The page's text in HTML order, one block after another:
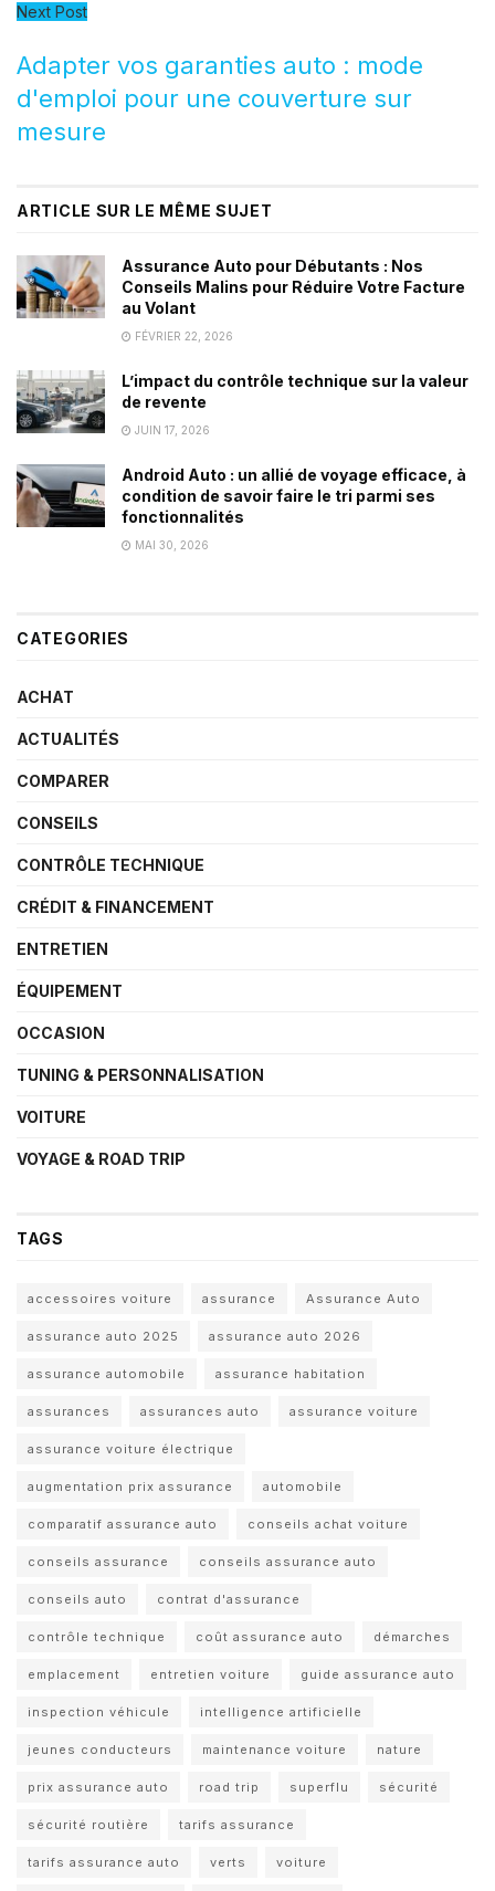
Next Post
Adapter vos garanties auto : mode
d'emploi pour une couverture sur
mesure
ARTICLE SUR LE MÊME SUJET
Assurance Auto pour Débutants : Nos
Conseils Malins pour Réduire Votre Facture
au Volant
FÉVRIER 22, 2026
L’impact du contrôle technique sur la valeur
de revente
JUIN 17, 2026
Android Auto : un allié de voyage efficace, à
condition de savoir faire le tri parmi ses
fonctionnalités
MAI 30, 2026
CATEGORIES
ACHAT
ACTUALITÉS
COMPARER
CONSEILS
CONTRÔLE TECHNIQUE
CRÉDIT & FINANCEMENT
ENTRETIEN
ÉQUIPEMENT
OCCASION
TUNING & PERSONNALISATION
VOITURE
VOYAGE & ROAD TRIP
TAGS
accessoires voiture assurance Assurance Auto
assurance auto 2025 assurance auto 2026
assurance automobile assurance habitation
assurances assurances auto assurance voiture
assurance voiture électrique
augmentation prix assurance automobile
comparatif assurance auto conseils achat voiture
conseils assurance conseils assurance auto
conseils auto contrat d'assurance
contrôle technique coût assurance auto démarches
emplacement entretien voiture guide assurance auto
inspection véhicule intelligence artificielle
jeunes conducteurs maintenance voiture nature
prix assurance auto road trip superflu sécurité
sécurité routière tarifs assurance
tarifs assurance auto verts voiture